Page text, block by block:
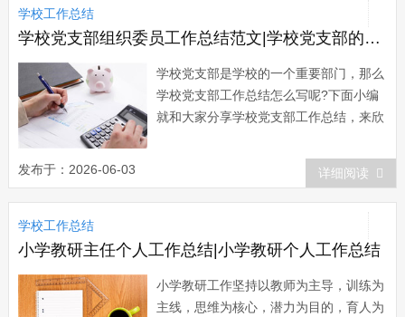
工作责任制，收到了良好的效果。全年学
生违法...
学校工作总结
学校党支部组织委员工作总结范文|学校党支部的工作总结范文
学校党支部是学校的一个重要部门，那么
学校党支部工作总结怎么写呢?下面小编
就和大家分享学校党支部工作总结，来欣
(一) 20xx年年度，我校党总支在市教
育局党委的正确领导下，以“三个代表”重
要思想和科学发展观为指导，深入落实学
发布于：2026-06-03 详细阅读
学校工作总结
小学教研主任个人工作总结|小学教研个人工作总结
小学教研工作坚持以教师为主导，训练为
主线，思维为核心，潜力为目的，育人为